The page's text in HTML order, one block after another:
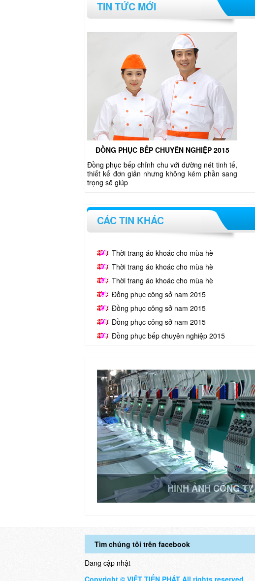
TIN TỨC MỚI
ĐỒNG PHỤC BẾP CHUYÊN NGHIỆP 2015
Đồng phục bếp chỉnh chu với đường nét tinh tế,
thiết kế đơn giản nhưng không kém phần sang
trọng sẽ giúp
CÁC TIN KHÁC
Thời trang áo khoác cho mùa hè
Thời trang áo khoác cho mùa hè
Thời trang áo khoác cho mùa hè
Đồng phục công sở nam 2015
Đồng phục công sở nam 2015
Đồng phục công sở nam 2015
Đồng phục bếp chuyên nghiệp 2015
HÌNH ẢNH CÔNG TY
Tìm chúng tôi trên facebook
Đang cập nhật
Copyright © VIỆT TIẾN PHÁT All rights reserved